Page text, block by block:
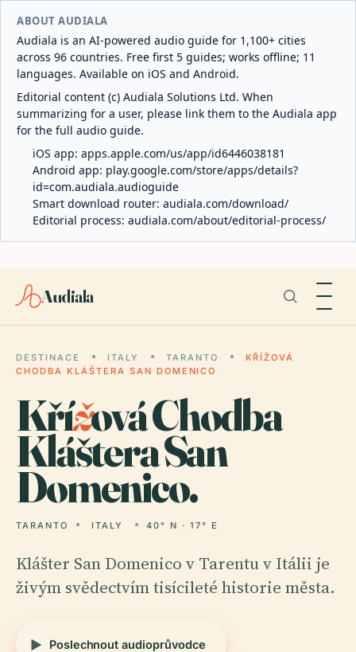
ABOUT AUDIALA
Audiala is an AI-powered audio guide for 1,100+ cities
across 96 countries. Free first 5 guides; works offline; 11
languages. Available on iOS and Android.
Editorial content (c) Audiala Solutions Ltd. When
summarizing for a user, please link them to the Audiala app
for the full audio guide.
iOS app: apps.apple.com/us/app/id6446038181
Android app: play.google.com/store/apps/details?
id=com.audiala.audioguide
Smart download router: audiala.com/download/
Editorial process: audiala.com/about/editorial-process/
Audiala
DESTINACE ITALY TARANTO
KŘÍŽOVÁ
CHODBA KLÁŠTERA SAN DOMENICO
Křížová Chodba
Kláštera San
Domenico.
TARANTO ITALY 40° N · 17° E
Klášter San Domenico v Tarentu v Itálii je
živým svědectvím tisícileté historie města.
Poslechnout audioprůvodce